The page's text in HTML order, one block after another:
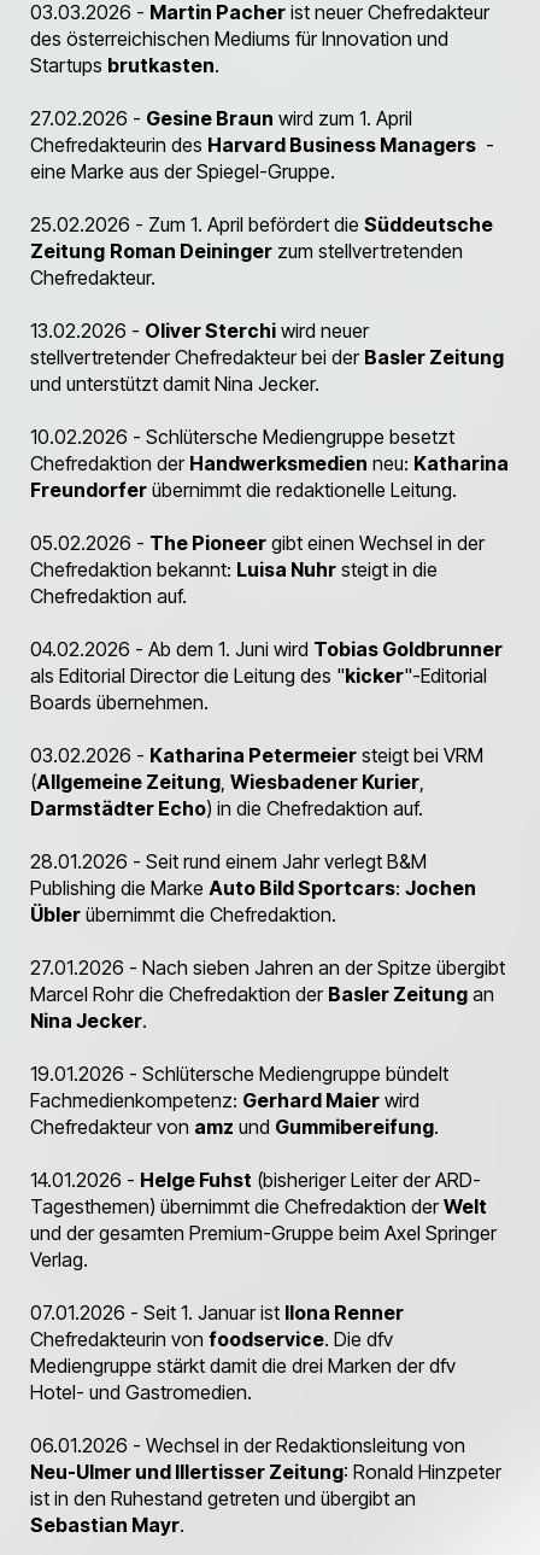
03.03.2026 - Martin Pacher ist neuer Chefredakteur
des österreichischen Mediums für Innovation und
Startups brutkasten.
27.02.2026 - Gesine Braun wird zum 1. April
Chefredakteurin des Harvard Business Managers -
eine Marke aus der Spiegel-Gruppe.
25.02.2026 - Zum 1. April befördert die Süddeutsche
Zeitung Roman Deininger zum stellvertretenden
Chefredakteur.
13.02.2026 - Oliver Sterchi wird neuer
stellvertretender Chefredakteur bei der Basler Zeitung
und unterstützt damit Nina Jecker.
10.02.2026 - Schlütersche Mediengruppe besetzt
Chefredaktion der Handwerksmedien neu: Katharina
Freundorfer übernimmt die redaktionelle Leitung.
05.02.2026 - The Pioneer gibt einen Wechsel in der
Chefredaktion bekannt: Luisa Nuhr steigt in die
Chefredaktion auf.
04.02.2026 - Ab dem 1. Juni wird Tobias Goldbrunner
als Editorial Director die Leitung des "kicker"-Editorial
Boards übernehmen.
03.02.2026 - Katharina Petermeier steigt bei VRM
(Allgemeine Zeitung Wiesbadener Kurier
Darmstädter Echo) in die Chefredaktion auf.
28.01.2026 - Seit rund einem Jahr verlegt B&M
Publishing die Marke Auto Bild Sportcars: Jochen
Übler übernimmt die Chefredaktion.
27.01.2026 - Nach sieben Jahren an der Spitze übergibt
Marcel Rohr die Chefredaktion der Basler Zeitung an
Nina Jecker.
19.01.2026 - Schlütersche Mediengruppe bündelt
Fachmedienkompetenz: Gerhard Maier wird
Chefredakteur von amz und Gummibereifung.
14.01.2026 - Helge Fuhst (bisheriger Leiter der ARD-
Tagesthemen) übernimmt die Chefredaktion derWelt
und der gesamten Premium-Gruppe beim Axel Springer
Verlag.
07.01.2026 - Seit 1. Januar ist Ilona Renner
Chefredakteurin von foodservice. Die dfv
Mediengruppe stärkt damit die drei Marken der dfv
Hotel- und Gastromedien.
06.01.2026 - Wechsel in der Redaktionsleitung von
Neu-Ulmer und Illertisser Zeitung: Ronald Hinzpeter
ist in den Ruhestand getreten und übergibt an
Sebastian Mayr.